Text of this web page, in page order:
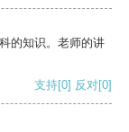
的知识。老师的讲
支持[0] 反对[0]